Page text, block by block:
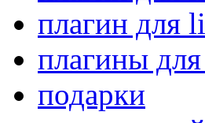
плагин для
плагины
подарки